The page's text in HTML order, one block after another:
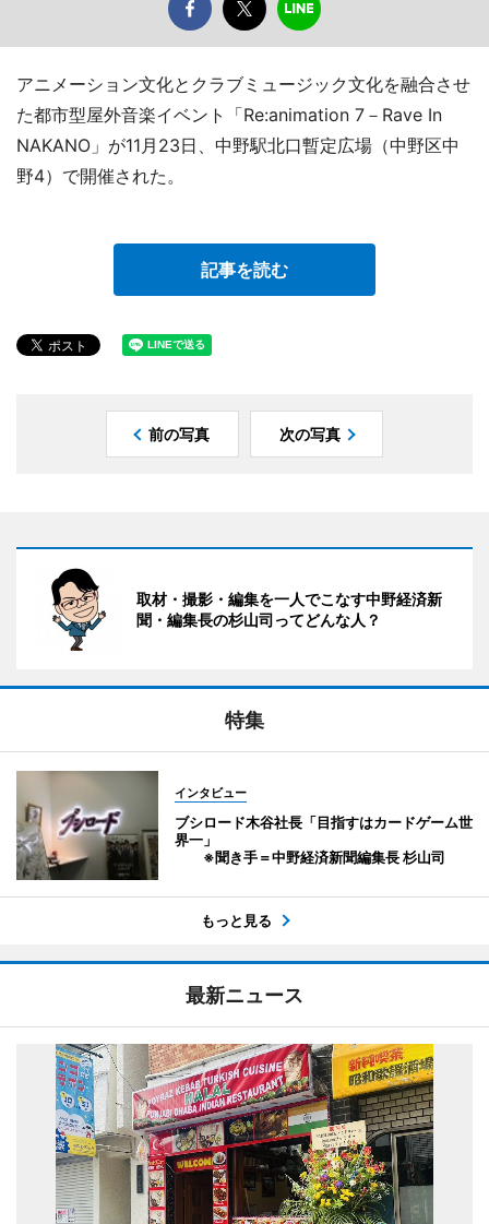
アニメーション文化とクラブミュージック文化を融合させ
た都市型屋外音楽イベント「Re:animation 7－Rave In
NAKANO」が11月23日、中野駅北口暫定広場（中野区中
野4）で開催された。
記事を読む
前の写真 次の写真
取材・撮影・編集を一人でこなす中野経済新
聞・編集長の杉山司ってどんな人？
特集
インタビュー
ブシロード木谷社長「目指すはカードゲーム世
界一」
※聞き手＝中野経済新聞編集長 杉山司
もっと見る
最新ニュース